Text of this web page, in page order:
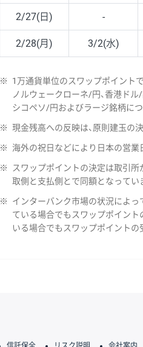
2/27(日) -
2/28(月) 3/2(水)
※
1万通貨単位のスワップポイント
ノルウェークローネ/円、香港ドル
シコペソ/円およびラージ銘柄につ
※ 現金残高への反映は、原則建玉の
※ 海外の祝日などにより日本の営業
※
スワップポイントの決定は取引
取側と支払側とで同額となってい
※
インターバンク市場の状況によっ
ている場合でもスワップポイント
いる場合でもスワップポイントの